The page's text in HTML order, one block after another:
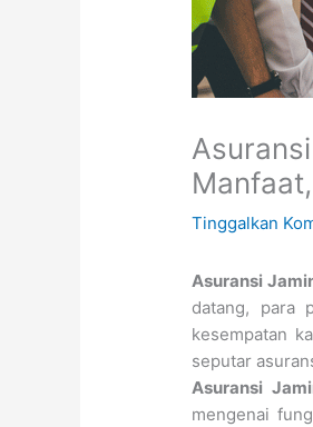
Tinggalkan
Asuransi
datang, para
kesempatan
seputar
Asuransi
mengenai